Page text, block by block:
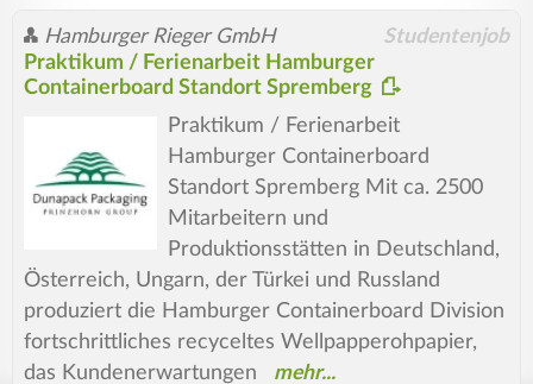
Hamburger Rieger GmbH Studentenjob
Praktikum / Ferienarbeit Hamburger
Containerboard Standort Spremberg
Praktikum / Ferienarbeit
Hamburger Containerboard
Standort Spremberg Mit ca. 2500
Mitarbeitern und
Produktionsstätten in Deutschland,
Österreich, Ungarn, der Türkei und Russland
produziert die Hamburger Containerboard Division
fortschrittliches recyceltes Wellpapperohpapier,
das Kundenerwartungen